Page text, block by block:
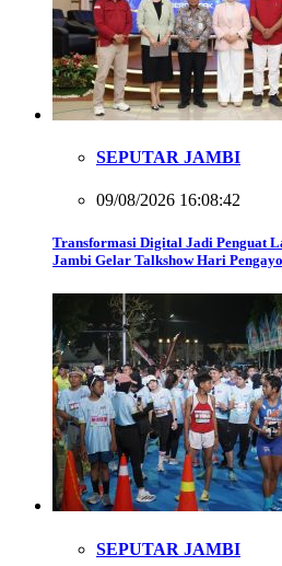
SEPUTAR JAMBI
09/08/2026 16:08:42
Transformasi Digital Jadi Penguat
Jambi Gelar Talkshow Hari
SEPUTAR JAMBI